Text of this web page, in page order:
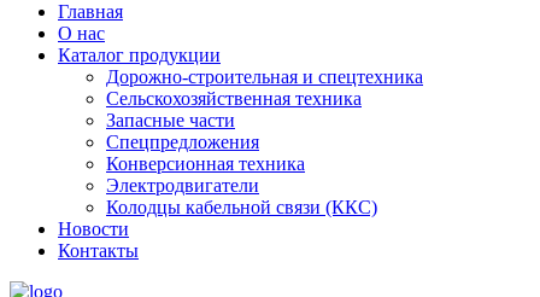
Главная
О нас
Каталог продукции
Дорожно-строительная и спецтехника
Сельскохозяйственная техника
Запасные части
Спецпредложения
Конверсионная техника
Электродвигатели
Колодцы кабельной связи (ККС)
Новости
Контакты